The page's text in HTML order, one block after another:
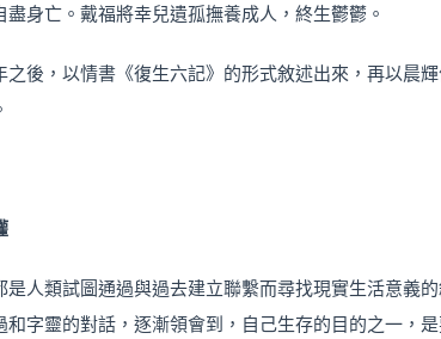
身亡。戴福將幸兒遺孤撫養成人，終生鬱鬱。
之後，以情書《復生六記》的形式敘述出來，再以晨
是人類試圖通過與過去建立聯繫而尋找現實生活意義
字靈的對話，逐漸領會到，自己生存的目的之一，